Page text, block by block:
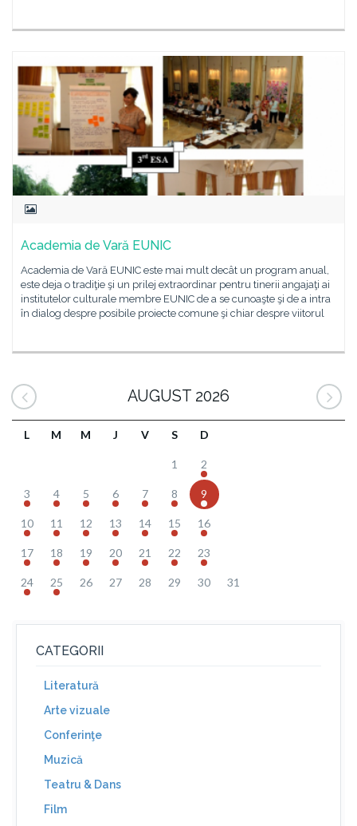
Academia de Vară EUNIC
Academia de Vară EUNIC este mai mult decât un program anual,
este deja o tradiţie şi un prilej extraordinar pentru tinerii angajaţi ai
institutelor culturale membre EUNIC de a se cunoaşte şi de a intra
în dialog despre posibile proiecte comune şi chiar despre viitorul
AUGUST 2026
L M M J V S D
1 2
3 4 5 6 7 8 9
10 11 12 13 14 15 16
17 18 19 20 21 22 23
24 25 26 27 28 29 30 31
CATEGORII
Literatură
Arte vizuale
Conferinţe
Muzică
Teatru & Dans
Film